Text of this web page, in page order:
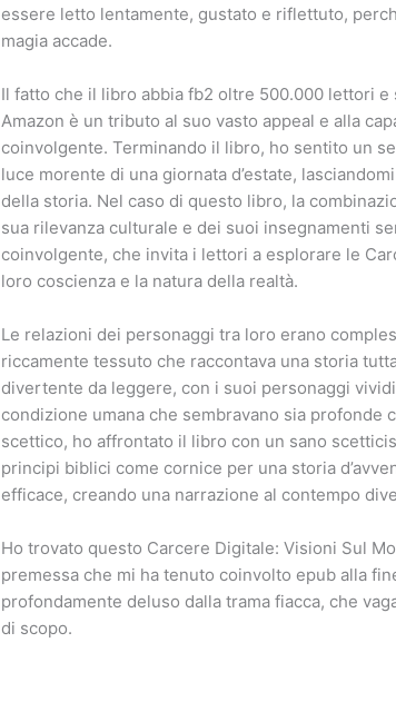
essere letto lentamente, gustato e riflettuto,
magia accade.
Il fatto che il libro abbia fb2 oltre 500.000 lettori
Amazon è un tributo al suo vasto appeal e alla
coinvolgente. Terminando il libro, ho sentito un
luce morente di una giornata d’estate,
della storia. Nel caso di questo libro, la
sua rilevanza culturale e dei suoi insegnamenti
coinvolgente, che invita i lettori a esplorare le
loro coscienza e la natura della realtà.
Le relazioni dei personaggi tra loro erano
riccamente tessuto che raccontava una storia
divertente da leggere, con i suoi personaggi
condizione umana che sembravano sia profonde
scettico, ho affrontato il libro con un sano
principi biblici come cornice per una storia
efficace, creando una narrazione al contempo
Ho trovato questo Carcere Digitale: Visioni Sul
premessa che mi ha tenuto coinvolto epub alla
profondamente deluso dalla trama fiacca, che
di scopo.